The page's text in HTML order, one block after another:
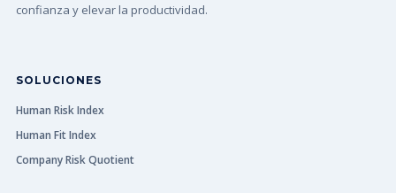
confianza y elevar la productividad.
SOLUCIONES
Human Risk Index
Human Fit Index
Company Risk Quotient